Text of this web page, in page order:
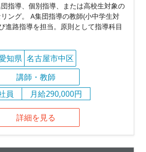
指導、個別指導、または高校生対象の
ング。 A集団指導の教師(小中学生対
進路指導を担当。原則として指導科目
知県 名古屋市中区
講師・教師
員
月給290,000円
詳細を見る